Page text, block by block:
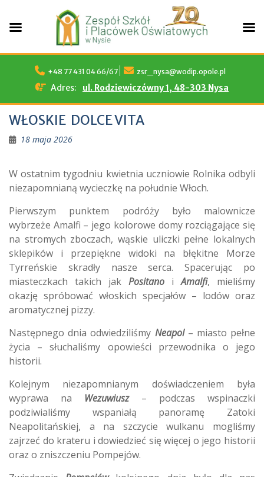
Skip
+48 77 431 04 66/67 zsr_nysa@wodip.opole.pl
Adres: ul. Rodziewiczówny 1, 48-303 Nysa
WŁOSKIE DOLCE VITA
18 maja 2026
W ostatnim tygodniu kwietnia uczniowie Rolnika odbyli
niezapomnianą wycieczkę na południe Włoch.
Pierwszym punktem podróży było malownicze
wybrzeże Amalfi – jego kolorowe domy rozciągające się
na stromych zboczach, wąskie uliczki pełne lokalnych
sklepików i przepiękne widoki na błękitne Morze
Tyrreńskie skradły nasze serca. Spacerując po
miasteczkach takich jak Positano iAmalfi, mieliśmy
okazję spróbować włoskich specjałów – lodów oraz
aromatycznej pizzy.
Następnego dnia odwiedziliśmy Neapol– miasto pełne
życia – słuchaliśmy opowieści przewodnika o jego
historii.
Kolejnym niezapomnianym doświadczeniem była
wyprawa na Wezuwiusz– podczas wspinaczki
podziwialiśmy wspaniałą panoramę Zatoki
Neapolitańskiej, a na szczycie wulkanu mogliśmy
zajrzeć do krateru i dowiedzieć się więcej o jego historii
oraz o zniszczeniu Pompejów.